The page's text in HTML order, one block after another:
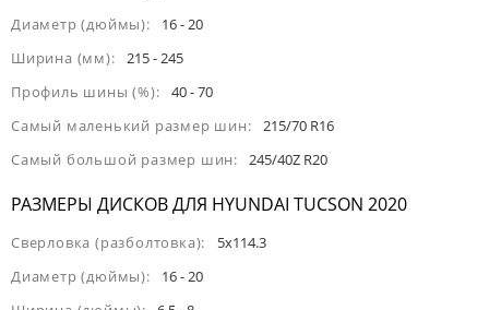
Диаметр (дюймы):
16 - 20
Ширина (мм):
215 - 245
Профиль шины (%):
40 - 70
Самый маленький размер шин:
215/70 R16
Самый большой размер шин:
245/40Z R20
РАЗМЕРЫ ДИСКОВ ДЛЯ HYUNDAI TUCSON 2020
Сверловка (разболтовка):
5x114.3
Диаметр (дюймы):
16 - 20